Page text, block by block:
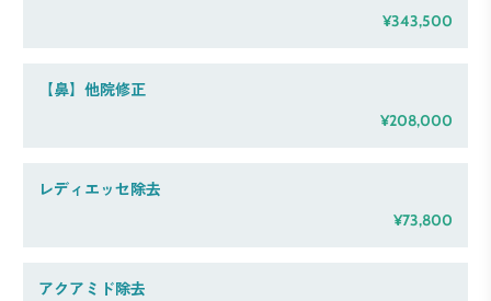
¥343,500
【鼻】他院修正
¥208,000
レディエッセ除去
¥73,800
アクアミド除去